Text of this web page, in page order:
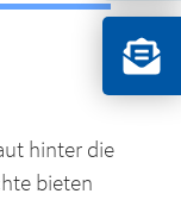
hinter die
bieten